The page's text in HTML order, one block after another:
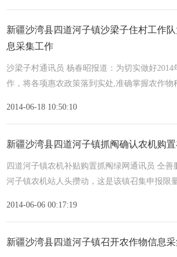
新疆沙湾县四道河子镇沙梁子住村工作
息采集工作
沙梁子村通讯员 杨春昭报道：为切实做好2014
作，将各项惠农政策落到实处,准确掌握农作物
2014-06-18 10:50:10
新疆沙湾县四道河子镇抓阄确认农机购
四道河子镇农机补贴购置抓阄绿网通讯员 仝善
河子镇农机站人头攒动，这是该镇召集申报限
2014-06-06 00:17:19
新疆沙湾县四道河子镇召开农作物信息